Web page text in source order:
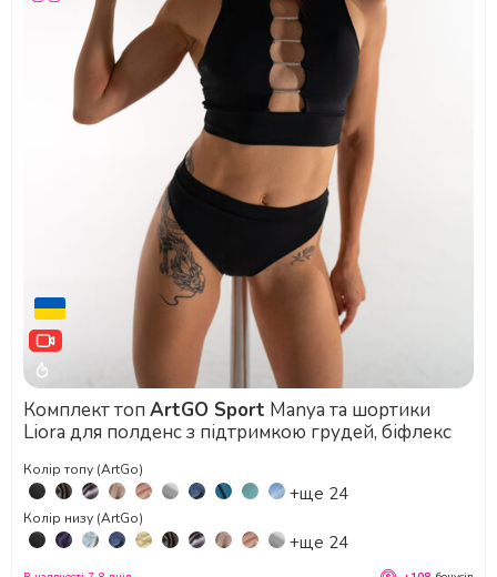
Комплект топ ArtGO Sport Manya та шортики
Liora для полденс з підтримкою грудей, біфлекс
Колір топу (ArtGo)
+ще 24
Колір низу (ArtGo)
+ще 24